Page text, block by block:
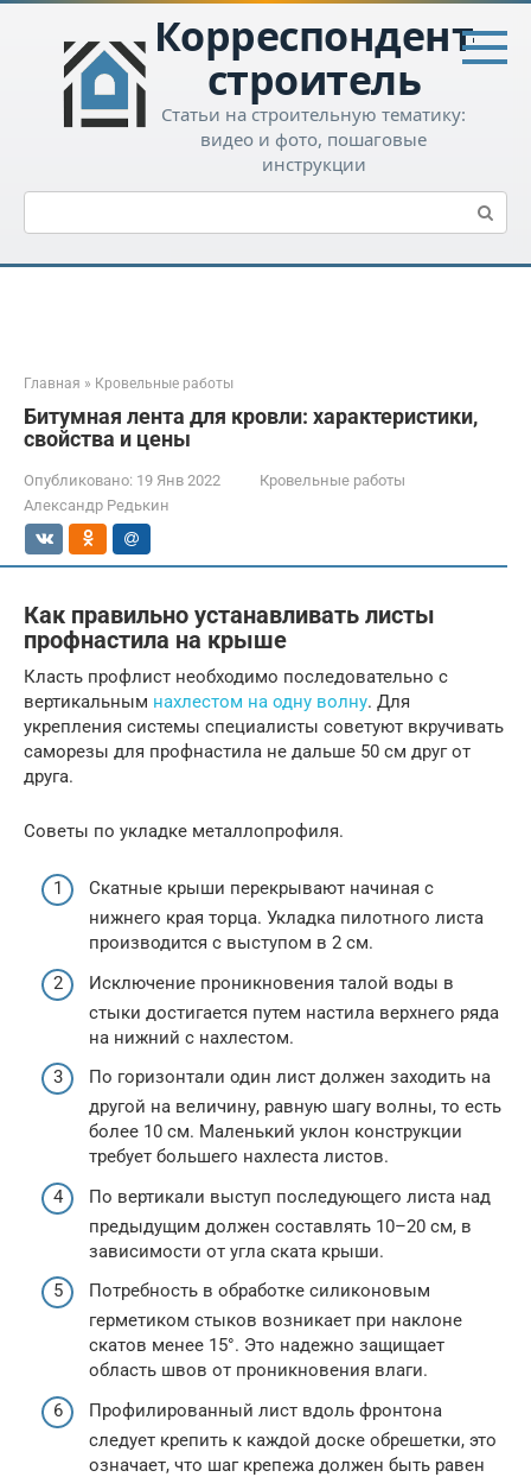
Перейти
контенту
Корреспондент-
строитель
Статьи на строительную тематику:
видео и фото, пошаговые
инструкции
Поиск:
Главная » Кровельные работы
Битумная лента для кровли: характеристики,
свойства и цены
Опубликовано: 19 Янв 2022
Кровельные работы
Александр Редькин
Как правильно устанавливать листы
профнастила на крыше
Класть профлист необходимо последовательно с
вертикальным нахлестом на одну волну. Для
укрепления системы специалисты советуют вкручивать
саморезы для профнастила не дальше 50 см друг от
друга.
Советы по укладке металлопрофиля.
Скатные крыши перекрывают начиная с
нижнего края торца. Укладка пилотного листа
производится с выступом в 2 см.
Исключение проникновения талой воды в
стыки достигается путем настила верхнего ряда
на нижний с нахлестом.
По горизонтали один лист должен заходить на
другой на величину, равную шагу волны, то есть
более 10 см. Маленький уклон конструкции
требует большего нахлеста листов.
По вертикали выступ последующего листа над
предыдущим должен составлять 10–20 см, в
зависимости от угла ската крыши.
Потребность в обработке силиконовым
герметиком стыков возникает при наклоне
скатов менее 15°. Это надежно защищает
область швов от проникновения влаги.
Профилированный лист вдоль фронтона
следует крепить к каждой доске обрешетки, это
означает, что шаг крепежа должен быть равен